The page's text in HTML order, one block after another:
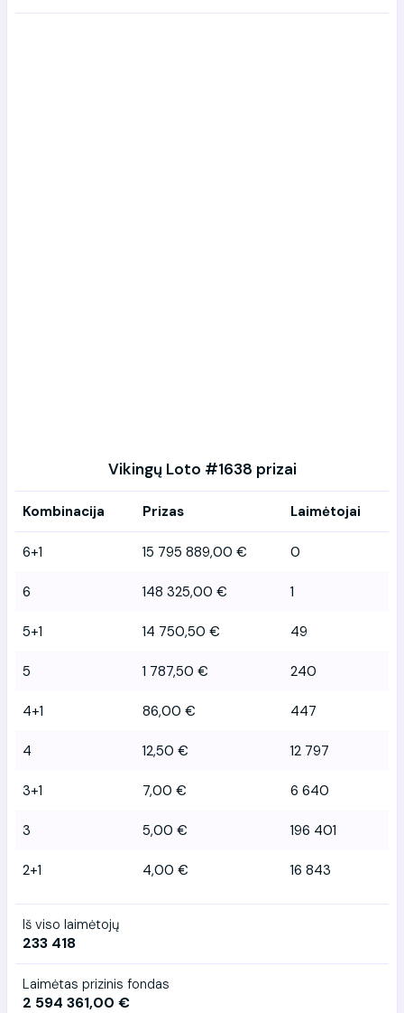
Vikingų Loto #1638 prizai
Kombinacija Prizas Laimėtojai
6+1 15 795 889,00 € 0
6 148 325,00 € 1
5+1 14 750,50 € 49
5 1 787,50 € 240
4+1 86,00 € 447
4 12,50 € 12 797
3+1 7,00 € 6 640
3 5,00 € 196 401
2+1 4,00 € 16 843
Iš viso laimėtojų
233 418
Laimėtas prizinis fondas
2 594 361,00 €